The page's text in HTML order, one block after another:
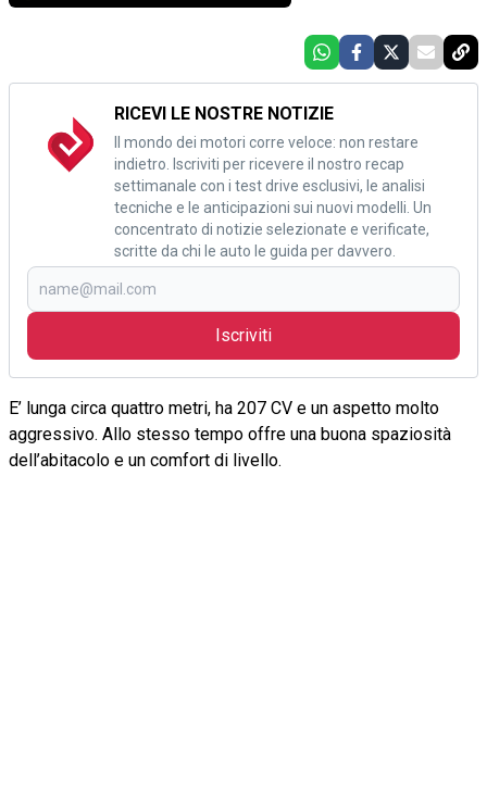
RICEVI LE NOSTRE NOTIZIE
Il mondo dei motori corre veloce: non restare
indietro. Iscriviti per ricevere il nostro recap
settimanale con i test drive esclusivi, le analisi
tecniche e le anticipazioni sui nuovi modelli. Un
concentrato di notizie selezionate e verificate,
scritte da chi le auto le guida per davvero.
Iscriviti
E’ lunga circa quattro metri, ha 207 CV e un aspetto molto
aggressivo. Allo stesso tempo offre una buona spaziosità
dell’abitacolo e un comfort di livello.